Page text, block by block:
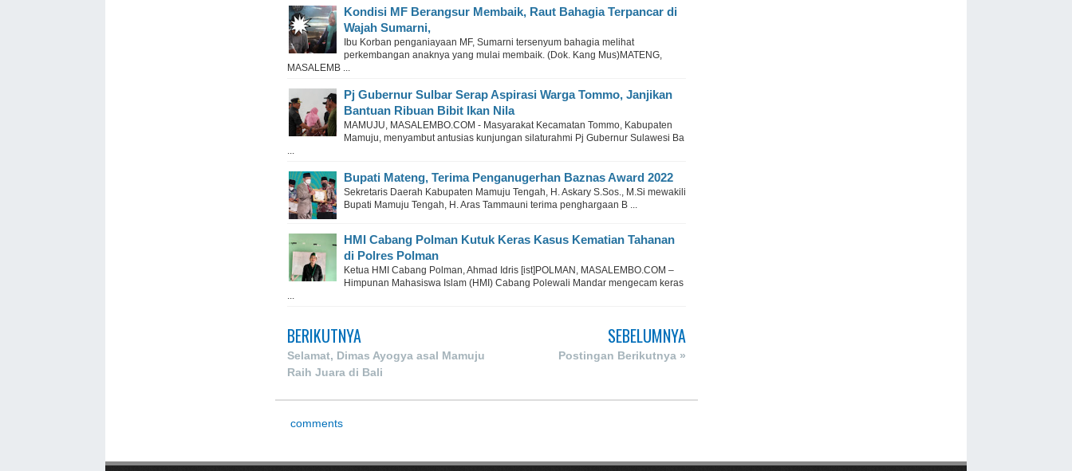
Kondisi MF Berangsur Membaik, Raut Bahagia Terpancar di
Wajah Sumarni,
Ibu Korban penganiayaan MF, Sumarni tersenyum bahagia melihat
perkembangan anaknya yang mulai membaik. (Dok. Kang Mus)MATENG,
MASALEMB ...
Pj Gubernur Sulbar Serap Aspirasi Warga Tommo, Janjikan
Bantuan Ribuan Bibit Ikan Nila
MAMUJU, MASALEMBO.COM - Masyarakat Kecamatan Tommo, Kabupaten
Mamuju, menyambut antusias kunjungan silaturahmi Pj Gubernur Sulawesi Ba
...
Bupati Mateng, Terima Penganugerhan Baznas Award 2022
Sekretaris Daerah Kabupaten Mamuju Tengah, H. Askary S.Sos., M.Si mewakili
Bupati Mamuju Tengah, H. Aras Tammauni terima penghargaan B ...
HMI Cabang Polman Kutuk Keras Kasus Kematian Tahanan
di Polres Polman
Ketua HMI Cabang Polman, Ahmad Idris [ist]POLMAN, MASALEMBO.COM –
Himpunan Mahasiswa Islam (HMI) Cabang Polewali Mandar mengecam keras
...
BERIKUTNYA
Selamat, Dimas Ayogya asal Mamuju
Raih Juara di Bali
SEBELUMNYA
Postingan Berikutnya »
comments